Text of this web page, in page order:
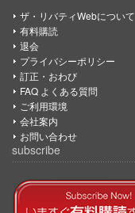
ザ・リバティWebについて
有料購読
退会
プライバシーポリシー
訂正・おわび
FAQ よくある質問
ご利用環境
会社案内
お問い合わせ
subscribe